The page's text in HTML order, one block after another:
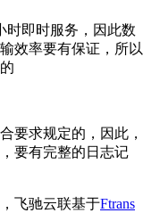
时即时服务，因此数
效率要有保证，所以
要求规定的，因此，
要有完整的日志记
飞驰云联基于Ftrans